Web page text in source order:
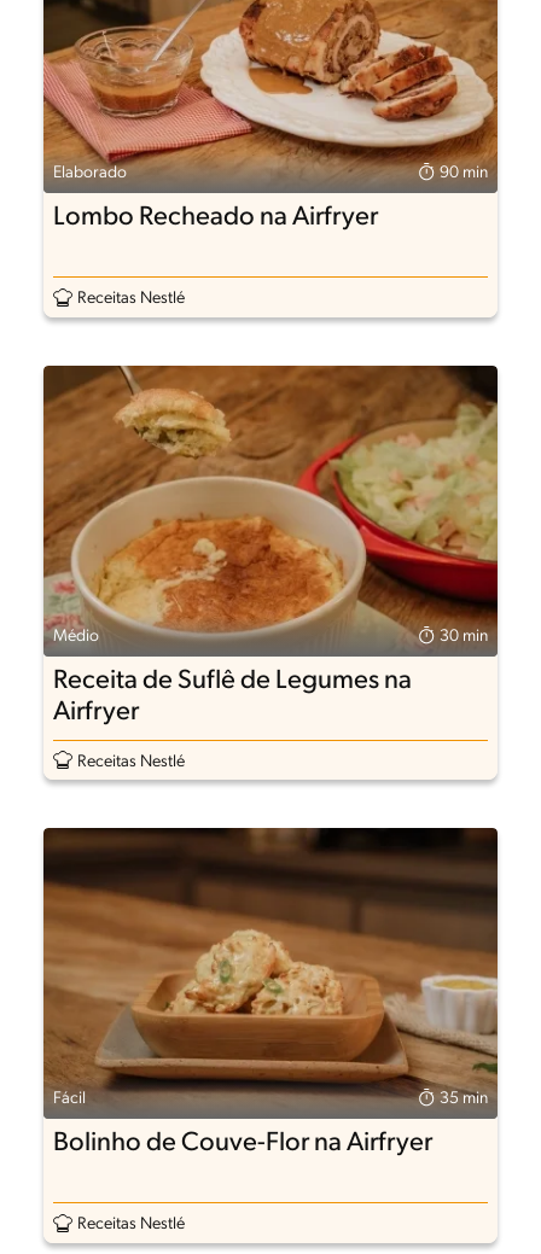
Elaborado 90 min
Lombo Recheado na Airfryer
Receitas Nestlé
Médio 30 min
Receita de Suflê de Legumes na
Airfryer
Receitas Nestlé
Fácil 35 min
Bolinho de Couve-Flor na Airfryer
Receitas Nestlé